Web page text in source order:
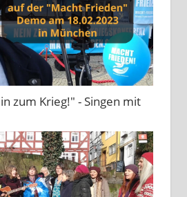
zum Krieg!" - Singen mit